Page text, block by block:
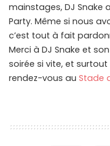
mainstages, DJ Snake
Party. Même si nous
c’est tout à fait
Merci à DJ Snake et
soirée si vite, et
rendez-vous au Stade